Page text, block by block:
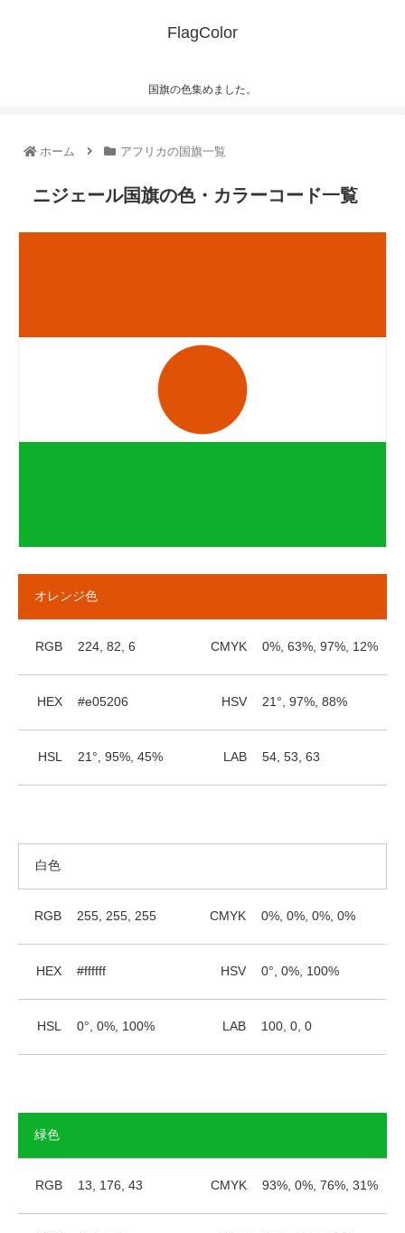
FlagColor
国旗の色集めました。
ホーム アフリカの国旗一覧
ニジェール国旗の色・カラーコード一覧
オレンジ色
RGB 224, 82, 6 CMYK 0%, 63%, 97%, 12%
HEX #e05206 HSV 21°, 97%, 88%
HSL 21°, 95%, 45% LAB 54, 53, 63
白色
RGB 255, 255, 255 CMYK 0%, 0%, 0%, 0%
HEX #ffffff HSV 0°, 0%, 100%
HSL 0°, 0%, 100% LAB 100, 0, 0
緑色
RGB 13, 176, 43 CMYK 93%, 0%, 76%, 31%